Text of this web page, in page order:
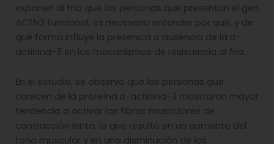
exponen al frío que las personas que presentan el gen
ACTN3 funcional, es necesario entender por qué, y de
qué forma influye la presencia o ausencia de la α-
actinina-3 en los mecanismos de resistencia al frio.
En el estudio, se observó que las personas que
carecen de la proteína α-actinina-3 mostraron mayor
tendencia a activar las fibras musculares de
contracción lenta, lo que resultó en un aumento del
tono muscular y en una disminución de los